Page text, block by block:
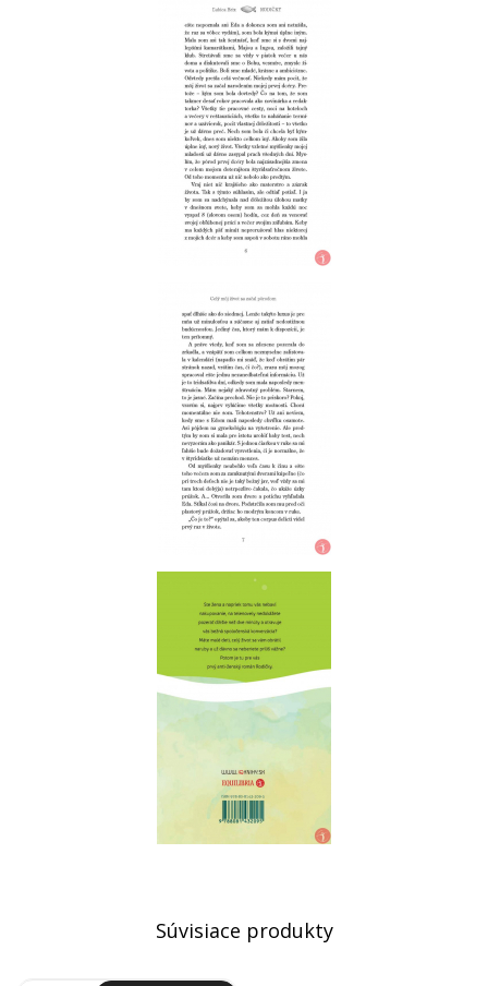
Súvisiace produkty